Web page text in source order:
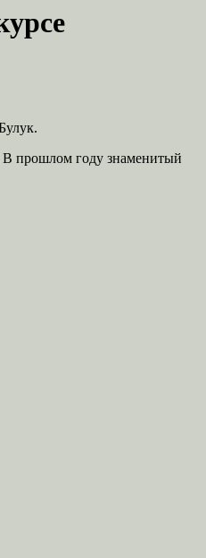
В прошлом году знаменитый